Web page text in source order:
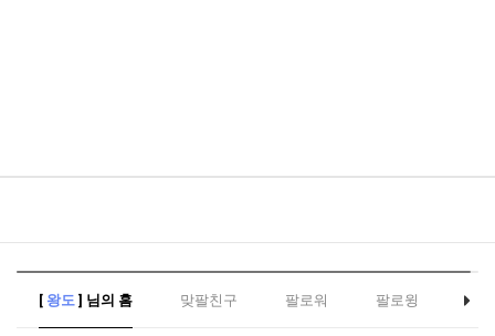
[ 왕도 ] 님의 홈 맞팔친구 팔로워 팔로윙